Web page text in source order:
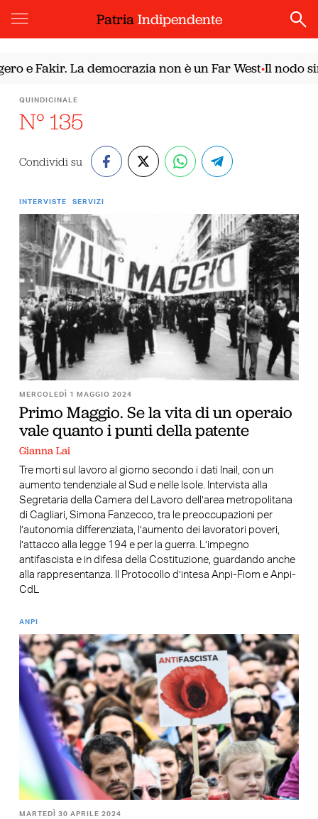
PatriaIndipendente
e Fakir. La democrazia non è un Far West•Il nodo
QUINDICINALE
N° 135
Condividi su
INTERVISTE SERVIZI
MERCOLEDÌ 1 MAGGIO 2024
Primo Maggio. Se la vita di un operaio
vale quanto i punti della patente
Gianna Lai
Tre morti sul lavoro al giorno secondo i dati Inail, con un
aumento tendenziale al Sud e nelle Isole. Intervista alla
Segretaria della Camera del Lavoro dell’area metropolitana
di Cagliari, Simona Fanzecco, tra le preoccupazioni per
l’autonomia differenziata, l’aumento dei lavoratori poveri,
l’attacco alla legge 194 e per la guerra. L’impegno
antifascista e in difesa della Costituzione, guardando anche
alla rappresentanza. Il Protocollo d’intesa Anpi-Fiom e Anpi-
CdL
ANPI
MARTEDÌ 30 APRILE 2024